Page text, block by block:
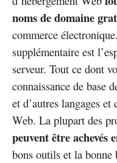
noms de domaine
commerce
supplémentaire est
serveur. Tout ce dont
connaissance de base
et d’autres langages
Web. La plupart des
peuvent être achevés
bons outils et la bonne